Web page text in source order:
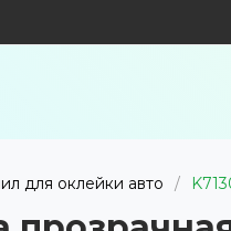
для оклейки авто /